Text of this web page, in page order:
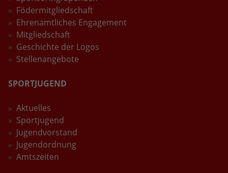
Födermitgliedschaft
Ehrenamtliches Engagement
Mitgliedschaft
Geschichte der Logos
Stellenangebote
SPORTJUGEND
Aktuelles
Sportjugend
Jugendvorstand
Jugendordnung
Amtszeiten
Laufzeit 2 Jahre
Zweck
zu erhalten.